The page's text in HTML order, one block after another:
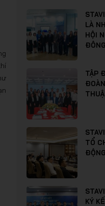
LÀ
HỘI
TẬP
TỔ
KÝ